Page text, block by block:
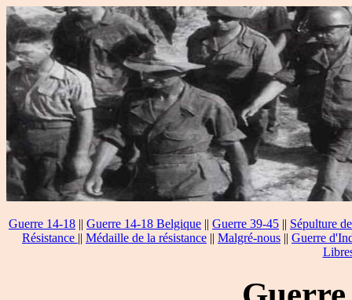
Guerre 14-18 || Guerre 14-18 Belgique || Guerre 39-45 || Sépulture
Résistance || Médaille de la résistance || Malgré-nous || Guerre